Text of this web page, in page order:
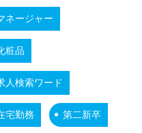
ネージャー
粧品
人検索ワード
宅勤務 第二新卒